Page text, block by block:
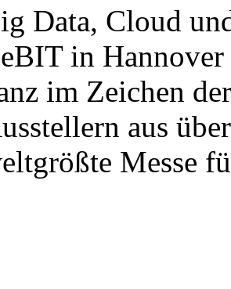
Data, Cloud
in Hannover
im Zeichen
aus
Messe